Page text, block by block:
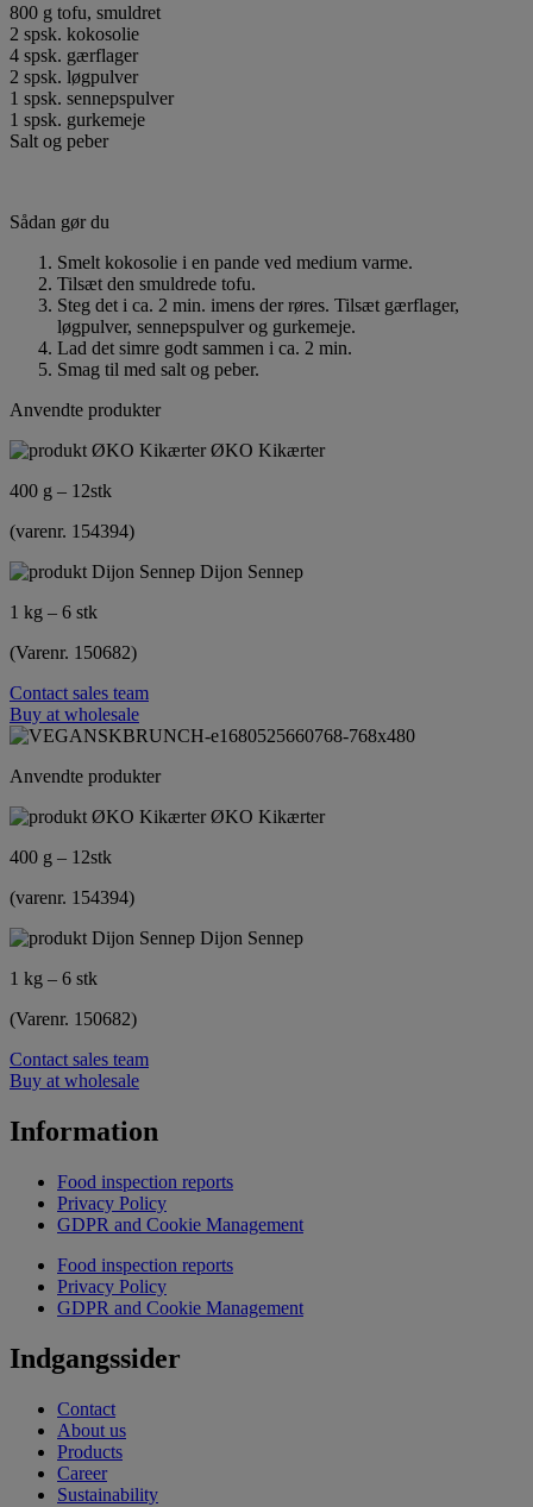
800 g tofu, smuldret
2 spsk. kokosolie
4 spsk. gærflager
2 spsk. løgpulver
1 spsk. sennepspulver
1 spsk. gurkemeje
Salt og peber
Sådan gør du
Smelt kokosolie i en pande ved medium varme.
Tilsæt den smuldrede tofu.
Steg det i ca. 2 min. imens der røres. Tilsæt gærflager,
løgpulver, sennepspulver og gurkemeje.
Lad det simre godt sammen i ca. 2 min.
Smag til med salt og peber.
Anvendte produkter
ØKO Kikærter
400 g – 12stk
(varenr. 154394)
Dijon Sennep
1 kg – 6 stk
(Varenr. 150682)
Contact sales team
Buy at wholesale
Anvendte produkter
ØKO Kikærter
400 g – 12stk
(varenr. 154394)
Dijon Sennep
1 kg – 6 stk
(Varenr. 150682)
Contact sales team
Buy at wholesale
Information
Food inspection reports
Privacy Policy
GDPR and Cookie Management
Food inspection reports
Privacy Policy
GDPR and Cookie Management
Indgangssider
Contact
About us
Products
Career
Sustainability